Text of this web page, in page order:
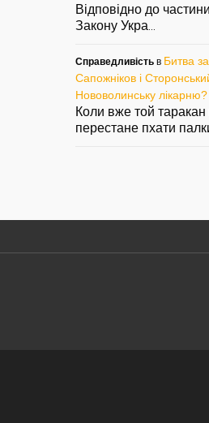
Відповідно до
Закону Укра
Справедливість в Битва
Сапожніков і
Нововолинську лікарню?
Коли вже той таракан
перестане пхати